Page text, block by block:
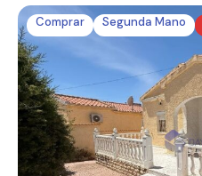
Comprar Segunda Mano